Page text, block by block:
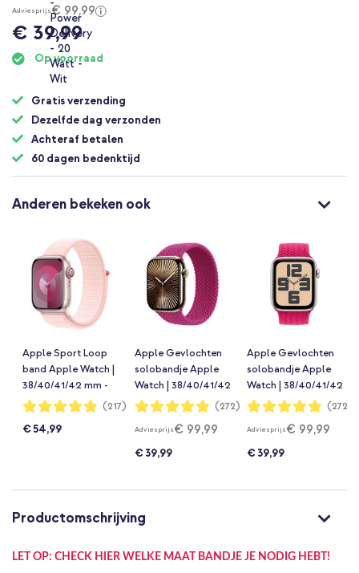
Adviesprijs€ 99,99
€ 39,99
Op voorraad
Gratis verzending
Dezelfde dag verzonden
Achteraf betalen
60 dagen bedenktijd
Anderen bekeken ook
Apple Sport Loop
band Apple Watch |
38/40/41/42 mm -
Light Pink
Waardering:
97%
(217)
€ 54,99
Apple Gevlochten
solobandje Apple
Watch | 38/40/41/42
mm - Maat 5 -
Waardering:
98%
(272)
Adviesprijs€ 99,99
€ 39,99
Apple Gevlochten
solobandje Apple
Watch | 38/40/41/42
mm - Maat 5 -
Waardering:
98%
(272)
Adviesprijs€ 99,99
€ 39,99
Productomschrijving
LET OP: CHECK HIER WELKE MAAT BANDJE JE NODIG HEBT!